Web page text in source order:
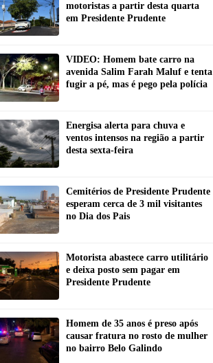
motoristas a partir desta quarta
em Presidente Prudente
VIDEO: Homem bate carro na
avenida Salim Farah Maluf e tenta
fugir a pé, mas é pego pela polícia
Energisa alerta para chuva e
ventos intensos na região a partir
desta sexta-feira
Cemitérios de Presidente Prudente
esperam cerca de 3 mil visitantes
no Dia dos Pais
Motorista abastece carro utilitário
e deixa posto sem pagar em
Presidente Prudente
Homem de 35 anos é preso após
causar fratura no rosto de mulher
no bairro Belo Galindo